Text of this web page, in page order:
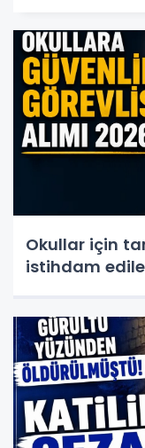
Okullar için
istihdam